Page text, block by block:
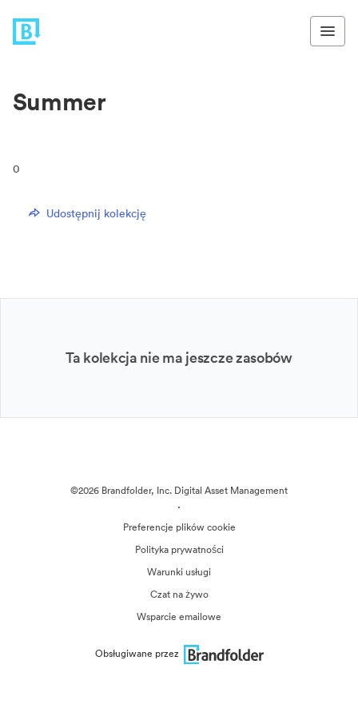
Summer
0
Udostępnij kolekcję
Ta kolekcja nie ma jeszcze zasobów
©2026 Brandfolder, Inc. Digital Asset Management
·
Preferencje plików cookie
Polityka prywatności
Warunki usługi
Czat na żywo
Wsparcie emailowe
Obsługiwane przez